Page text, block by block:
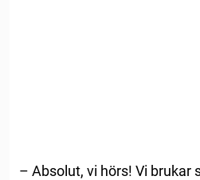
– Absolut, vi hörs! Vi brukar